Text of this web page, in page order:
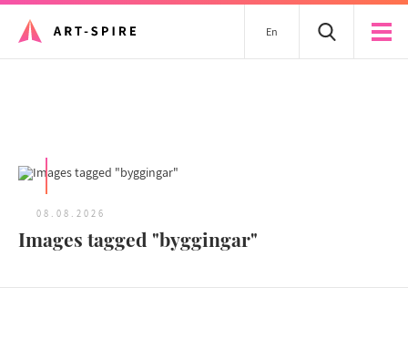
En
08.08.2026
Images tagged "byggingar"